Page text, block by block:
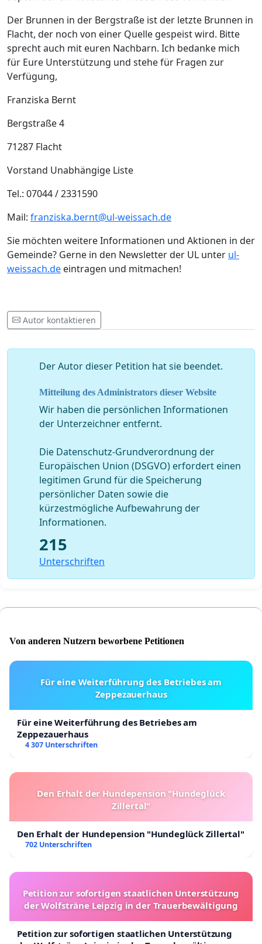
Der Brunnen in der Bergstraße ist der letzte Brunnen in
Flacht, der noch von einer Quelle gespeist wird. Bitte
sprecht auch mit euren Nachbarn. Ich bedanke mich
für Eure Unterstützung und stehe für Fragen zur
Verfügung,
Franziska Bernt
Bergstraße 4
71287 Flacht
Vorstand Unabhängige Liste
Tel.: 07044 / 2331590
Mail: franziska.bernt@ul-weissach.de
Sie möchten weitere Informationen und Aktionen in der
Gemeinde? Gerne in den Newsletter der UL unter ul-
weissach.de eintragen und mitmachen!
Autor kontaktieren
Der Autor dieser Petition hat sie beendet.
Mitteilung des Administrators dieser Website
Wir haben die persönlichen Informationen
der Unterzeichner entfernt.
Die Datenschutz-Grundverordnung der
Europäischen Union (DSGVO) erfordert einen
legitimen Grund für die Speicherung
persönlicher Daten sowie die
kürzestmögliche Aufbewahrung der
Informationen.
215
Unterschriften
Von anderen Nutzern beworbene Petitionen
Für eine Weiterführung des Betriebes am
Zeppezauerhaus
Für eine Weiterführung des Betriebes am
Zeppezauerhaus
4 307 Unterschriften
Den Erhalt der Hundepension "Hundeglück
Zillertal"
Den Erhalt der Hundepension "Hundeglück Zillertal"
702 Unterschriften
Petition zur sofortigen staatlichen Unterstützung
der Wolfsträne Leipzig in der Trauerbewältigung
Petition zur sofortigen staatlichen Unterstützung